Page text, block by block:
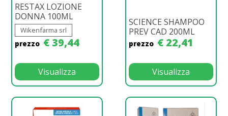
RESTAX LOZIONE
DONNA 100ML
Wikenfarma srl
prezzo € 39,44
Visualizza
SCIENCE SHAMPOO
PREV CAD 200ML
prezzo € 22,41
Visualizza